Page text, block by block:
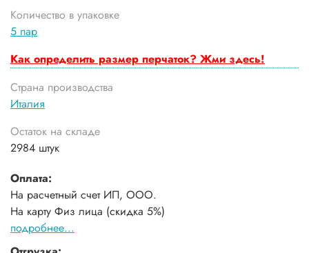
Количество в упаковке
5 пар
Как определить размер перчаток? Жми здесь!
Страна производства
Италия
Остаток на складе
2984 штук
Оплата:
На расчетный счет ИП, ООО.
На карту Физ лица (скидка 5%)
подробнее...